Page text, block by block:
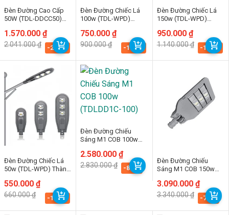
Đèn Đường Cao Cấp
50W (TDL-DDCC50)
2.041.000₫
Giá
gốc
là:
1.570.000 ₫
Giá
hiện
tại
1.570.000 ₫.
-23.1%
Đèn Đường Chiếc Lá
100w (TDL-WPD)
900.000₫
Giá
gốc
là:
750.000₫
Giá
hiện
tại
750.000 ₫.
-16.7%
Đèn Đường Chiếc Lá
150w (TDL-WPD)
1.140.000₫
Giá
gốc
là:
950.000 ₫
Giá
hiện
tại
950.000 ₫.
-16.7%
Đèn Đường Chiếc Lá
50w (TDL-WPD) Thành
660.000₫
Giá
gốc
là:
550.000 ₫
Giá
hiện
tại
550.000 ₫.
-16.7%
Đèn Đường Chiếu
Sáng M1 COB 100w
2.830.000₫
Giá
gốc
là:
2.580.000₫
Giá
hiện
tại
-8.8%
Đèn Đường Chiếu
Sáng M1 COB 150w
3.340.000₫
Giá
gốc
là:
3.090.000 ₫
Giá
hiện
tại
3.090.000 ₫.
-7.5%